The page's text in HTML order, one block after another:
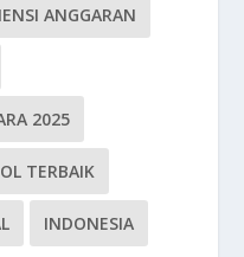
ANGGARAN
2025
TERBAIK
INDONESIA